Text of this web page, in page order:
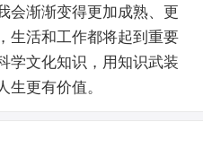
渐渐变得更加成熟、更
生活和工作都将起到重要
学文化知识，用知识武装
生更有价值。